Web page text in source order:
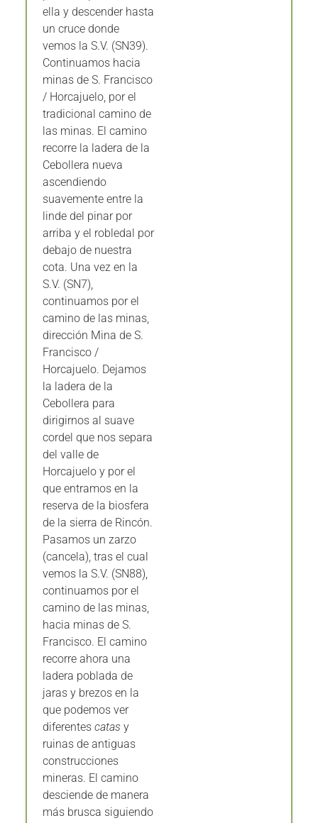
ella y descender hasta
un cruce donde
vemos la S.V. (SN39).
Continuamos hacia
minas de S. Francisco
/ Horcajuelo, por el
tradicional camino de
las minas. El camino
recorre la ladera de la
Cebollera nueva
ascendiendo
suavemente entre la
linde del pinar por
arriba y el robledal por
debajo de nuestra
cota. Una vez en la
S.V. (SN7),
continuamos por el
camino de las minas,
dirección Mina de S.
Francisco /
Horcajuelo. Dejamos
la ladera de la
Cebollera para
dirigirnos al suave
cordel que nos separa
del valle de
Horcajuelo y por el
que entramos en la
reserva de la biosfera
de la sierra de Rincón.
Pasamos un zarzo
(cancela), tras el cual
vemos la S.V. (SN88),
continuamos por el
camino de las minas,
hacia minas de S.
Francisco. El camino
recorre ahora una
ladera poblada de
jaras y brezos en la
que podemos ver
diferentes catasy
ruinas de antiguas
construcciones
mineras. El camino
desciende de manera
más brusca siguiendo